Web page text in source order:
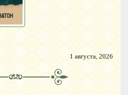
1 августа, 2026